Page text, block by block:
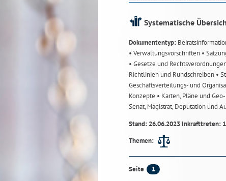
Systematische
Dokumententyp:
• Verwaltungsvorschriften •
• Gesetze und
Richtlinien und Rundschreiben •
Geschäftsverteilungs- und
Konzepte • Karten, Pläne und
Senat, Magistrat, Deputation und
Stand: 26.06.2023 Inkrafttreten:
Themen:
Seite 1